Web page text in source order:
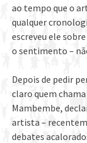
ao tempo que o
qualquer
escreveu ele
o sentimento –
Depois de pedir
claro quem
Mambembe,
artista –
debates